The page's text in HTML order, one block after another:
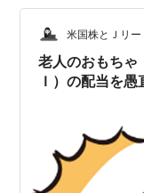
投資信託（ETF含
銘柄やファンドの
券会社が提供する
米国株とＪリー
老人のおもちゃ
Ｉ）の配当を愚